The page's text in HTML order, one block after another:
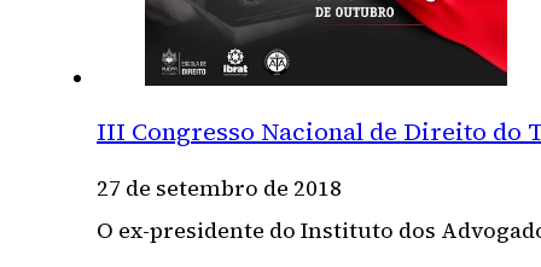
III Congresso Nacional de Direito do
27 de setembro de 2018
O ex-presidente do Instituto dos